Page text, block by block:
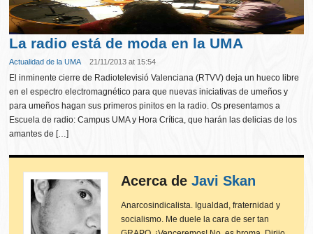
La radio está de moda en la UMA
Actualidad de la UMA 21/11/2013 at 15:54
El inminente cierre de Radiotelevisió Valenciana (RTVV) deja un hueco libre
en el espectro electromagnético para que nuevas iniciativas de umeños y
para umeños hagan sus primeros pinitos en la radio. Os presentamos a
Escuela de radio: Campus UMA y Hora Crítica, que harán las delicias de los
amantes de […]
Acerca deJavi Skan
Anarcosindicalista. Igualdad, fraternidad y
socialismo. Me duele la cara de ser tan